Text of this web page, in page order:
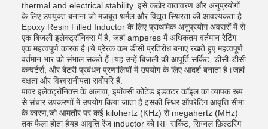
thermal and electrical stability. इसे कठोर वातावरण और अनुप्रयोगों
के लिए उपयुक्त बनाना जो मजबूत थर्मल और विद्युत स्थिरता की आवश्यकता है.
Epoxy Resin Filled Inductor के लिए प्राथमिक अनुप्रयोग अवसरों में से
एक बिजली इलेक्ट्रॉनिक्स में है, जहां amperes में अधिकतम वर्तमान रेटिंग
एक महत्वपूर्ण कारक है।ये प्रेरक कम डीसी प्रतिरोध बनाए रखते हुए महत्वपूर्ण
वर्तमान भार को संभाल सकते हैं।यह उन्हें बिजली की आपूर्ति सर्किट, डीसी-डीसी
कन्वर्टर्स, और बैटरी प्रबंधन प्रणालियों में उपयोग के लिए आदर्श बनाता है।जहां
दक्षता और विश्वसनीयता सर्वोपरि हैं.
पावर इलेक्ट्रॉनिक्स के अलावा, इपॉक्सी कोटेड इंडक्टर कॉइल का व्यापक रूप
से संचार उपकरणों में उपयोग किया जाता है इसकी स्थिर ऑपरेटिंग आवृत्ति सीमा
के कारण,जो आमतौर पर कई kilohertz (KHz) से megahertz (MHz)
तक फैला होता हैयह आवृत्ति रेंज inductor को RF सर्किट, सिग्नल फ़िल्टरिंग